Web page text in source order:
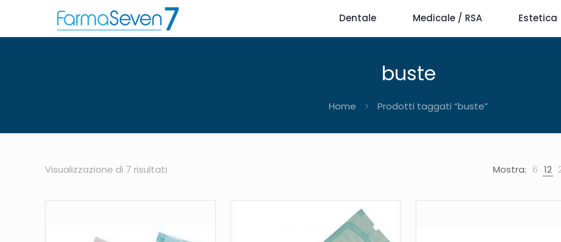
Dentale Medicale / RSA Estetica
buste
Home Prodotti taggati “buste”
Visualizzazione di 7 risultati Mostra: 6 12